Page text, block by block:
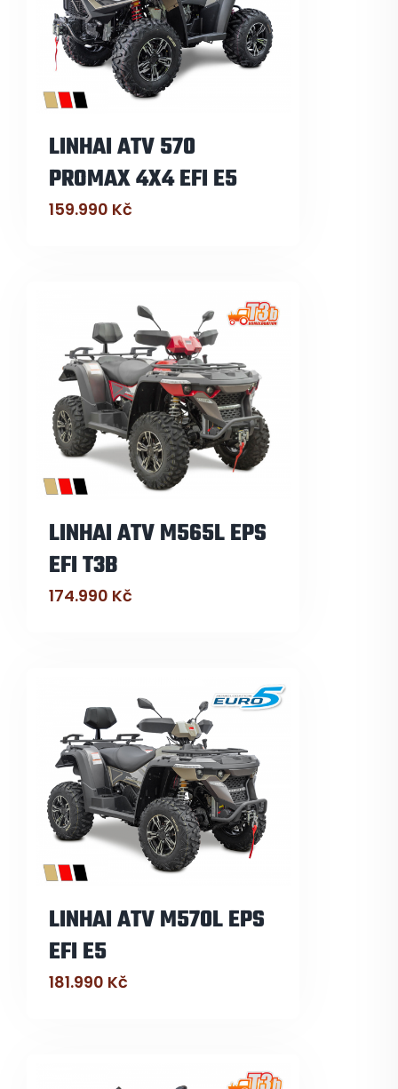
LINHAI ATV 570
PROMAX 4X4 EFI E5
159.990 Kč
LINHAI ATV M565L EPS
EFI T3B
174.990 Kč
LINHAI ATV M570L EPS
EFI E5
181.990 Kč